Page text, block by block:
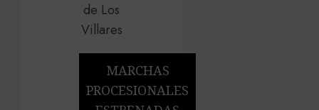
MARCHAS
PROCESIONALES